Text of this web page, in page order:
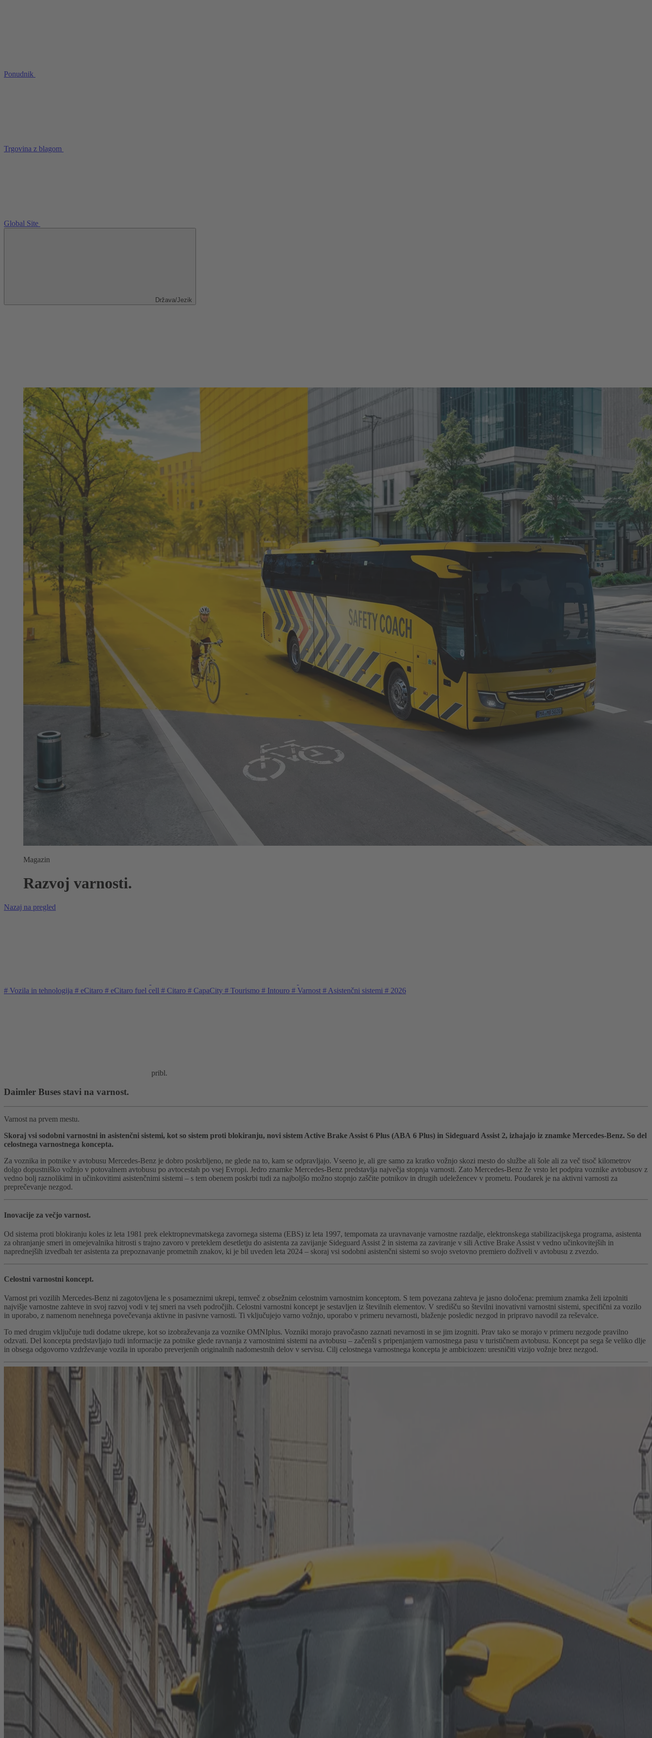
Ponudnik
Trgovina z blagom
Global Site
Država/Jezik
Magazin
Razvoj varnosti.
Nazaj na pregled
# Vozila in tehnologija # eCitaro # eCitaro fuel cell # Citaro # CapaCity # Tourismo # Intouro # Varnost # Asistenčni sistemi # 2026
pribl.
Daimler Buses stavi na varnost.
Varnost na prvem mestu.
Skoraj vsi sodobni varnostni in asistenčni sistemi, kot so sistem proti blokiranju, novi sistem Active Brake Assist 6 Plus (ABA 6 Plus) in Sideguard Assist 2, izhajajo iz znamke Mercedes-Benz. So del
celostnega varnostnega koncepta.
Za voznika in potnike v avtobusu Mercedes-Benz je dobro poskrbljeno, ne glede na to, kam se odpravljajo. Vseeno je, ali gre samo za kratko vožnjo skozi mesto do službe ali šole ali za več tisoč kilometrov
dolgo dopustniško vožnjo v potovalnem avtobusu po avtocestah po vsej Evropi. Jedro znamke Mercedes-Benz predstavlja največja stopnja varnosti. Zato Mercedes-Benz že vrsto let podpira voznike avtobusov z
vedno bolj raznolikimi in učinkovitimi asistenčnimi sistemi – s tem obenem poskrbi tudi za najboljšo možno stopnjo zaščite potnikov in drugih udeležencev v prometu. Poudarek je na aktivni varnosti za
preprečevanje nezgod.
Inovacije za večjo varnost.
Od sistema proti blokiranju koles iz leta 1981 prek elektropnevmatskega zavornega sistema (EBS) iz leta 1997, tempomata za uravnavanje varnostne razdalje, elektronskega stabilizacijskega programa, asistenta
za ohranjanje smeri in omejevalnika hitrosti s trajno zavoro v preteklem desetletju do asistenta za zavijanje Sideguard Assist 2 in sistema za zaviranje v sili Active Brake Assist v vedno učinkovitejših in
naprednejših izvedbah ter asistenta za prepoznavanje prometnih znakov, ki je bil uveden leta 2024 – skoraj vsi sodobni asistenčni sistemi so svojo svetovno premiero doživeli v avtobusu z zvezdo.
Celostni varnostni koncept.
Varnost pri vozilih Mercedes-Benz ni zagotovljena le s posameznimi ukrepi, temveč z obsežnim celostnim varnostnim konceptom. S tem povezana zahteva je jasno določena: premium znamka želi izpolniti
najvišje varnostne zahteve in svoj razvoj vodi v tej smeri na vseh področjih. Celostni varnostni koncept je sestavljen iz številnih elementov. V središču so številni inovativni varnostni sistemi, specifični za vozilo
in uporabo, z namenom nenehnega povečevanja aktivne in pasivne varnosti. Ti vključujejo varno vožnjo, uporabo v primeru nevarnosti, blaženje posledic nezgod in pripravo navodil za reševalce.
To med drugim vključuje tudi dodatne ukrepe, kot so izobraževanja za voznike OMNIplus. Vozniki morajo pravočasno zaznati nevarnosti in se jim izogniti. Prav tako se morajo v primeru nezgode pravilno
odzvati. Del koncepta predstavljajo tudi informacije za potnike glede ravnanja z varnostnimi sistemi na avtobusu – začenši s pripenjanjem varnostnega pasu v turističnem avtobusu. Koncept pa sega še veliko dlje
in obsega odgovorno vzdrževanje vozila in uporabo preverjenih originalnih nadomestnih delov v servisu. Cilj celostnega varnostnega koncepta je ambiciozen: uresničiti vizijo vožnje brez nezgod.